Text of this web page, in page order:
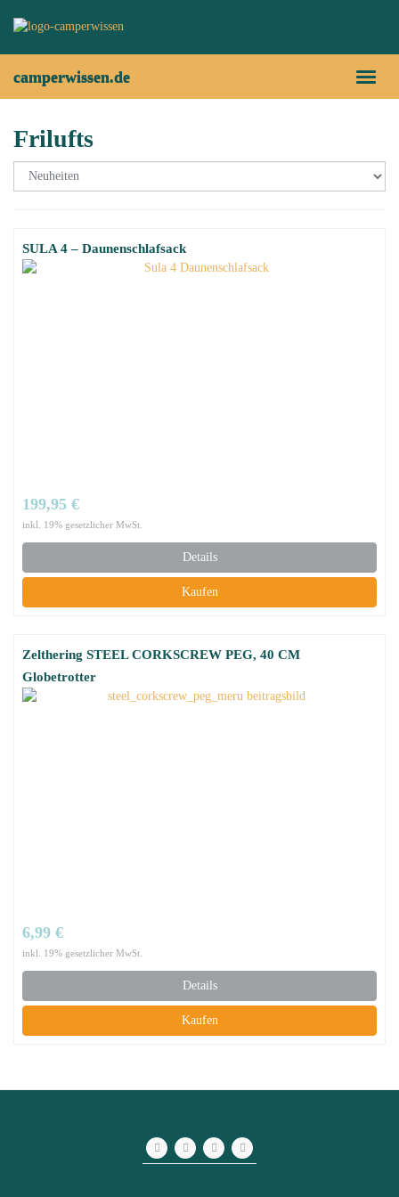
Toggle
camperwissen.de
Frilufts
SULA 4 – Daunenschlafsack
199,95 €
inkl. 19% gesetzlicher MwSt.
Details
Kaufen
Zelthering STEEL CORKSCREW PEG, 40 CM
Globetrotter
6,99 €
inkl. 19% gesetzlicher MwSt.
Details
Kaufen